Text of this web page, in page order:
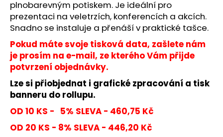
plnobarevným potiskem. Je ideální pro
prezentaci na veletrzích, konferencích a akcích.
Snadno se instaluje a přenáší v praktické tašce.
Pokud máte svoje tisková data, zašlete nám
je prosím na e-mail, ze kterého Vám přijde
potvrzení objednávky.
Lze si přiobjednat i grafické zpracování a tisk
banneru do rollupu.
OD 10 KS - 5% SLEVA - 460,75 Kč
OD 20 KS - 8% SLEVA - 446,20 Kč
D
p
o
r
u
č
j
e